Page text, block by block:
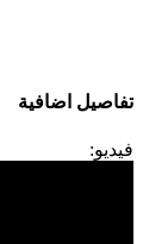
تفاصيل اضافية
فيديو: